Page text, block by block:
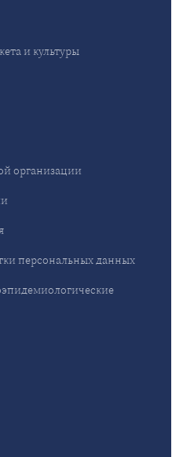
и культуры
организации
персональных данных